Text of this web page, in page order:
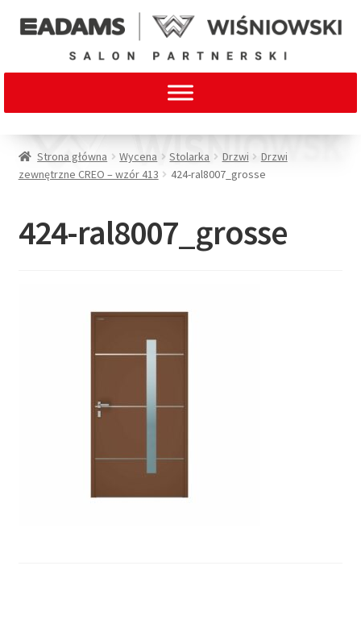
Strona główna Wycena Stolarka Drzwi
Drzwi
zewnętrzne CREO – wzór 413
424-ral8007_grosse
424-ral8007_grosse